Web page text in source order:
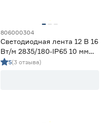
16
806000304
Светодиодная лента 12 В 16
Вт/м 2835/180‑IP65 10 мм
теплый 2 м Geniled
5(3 отзыва)